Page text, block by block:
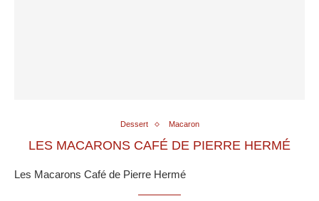
Dessert Macaron
LES MACARONS CAFÉ DE PIERRE HERMÉ
Les Macarons Café de Pierre Hermé